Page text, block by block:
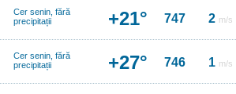
Cer senin, fără
precipitații
+21° 747 2 m/s
Cer senin, fără
precipitații
+27° 746 1 m/s